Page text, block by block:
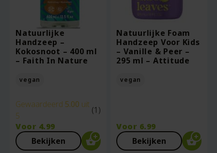
Natuurlijke
Handzeep –
Kokosnoot – 400 ml
– Faith In Nature
vegan
Gewaardeerd 5.00 uit
5
(1)
Voor 4.99
Bekijken
Natuurlijke Foam
Handzeep Voor Kids
– Vanille & Peer –
295 ml – Attitude
vegan
Voor 6.99
Bekijken